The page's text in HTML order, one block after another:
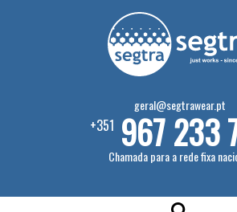
geral@segtrawear.pt
+351 967 233
Chamada para a rede fixa